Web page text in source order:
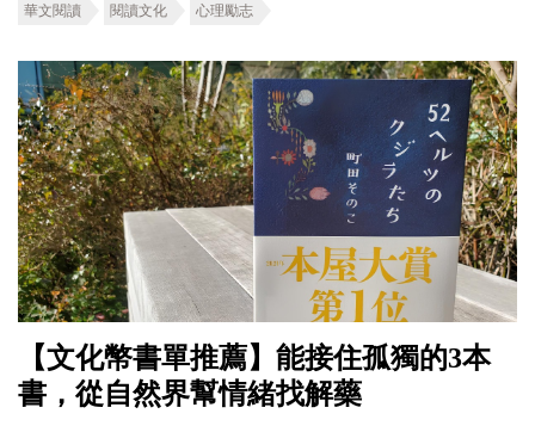
華文閱讀 閱讀文化 心理勵志
【文化幣書單推薦】能接住孤獨的3本
書，從自然界幫情緒找解藥